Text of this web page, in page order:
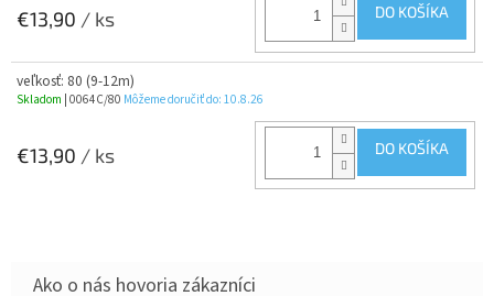
€13,90 / ks DO KOŠÍKA
veľkosť: 80 (9-12m)
Skladom | 0064C/80 Môžeme doručiť do: 10.8.26
€13,90 / ks DO KOŠÍKA